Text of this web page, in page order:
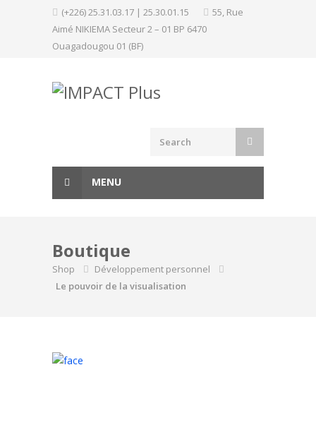
(+226) 25.31.03.17 | 25.30.01.15
55, Rue
Aimé NIKIEMA Secteur 2 – 01 BP 6470
Ouagadougou 01 (BF)
MENU
Boutique
Shop
Développement personnel
Le pouvoir de la visualisation